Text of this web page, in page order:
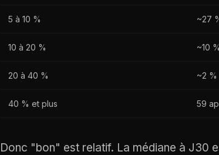
5 à 10 % ~27
10 à 20 % ~10 %
20 à 40 % ~2 %
40 % et plus 59
Donc "bon" est relatif. La médiane à J30